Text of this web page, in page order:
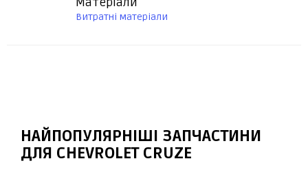
Витратні матеріали
НАЙПОПУЛЯРНІШІ ЗАПЧАСТИНИ
ДЛЯ CHEVROLET CRUZE